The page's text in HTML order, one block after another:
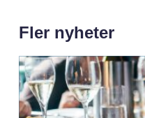
Fler nyheter